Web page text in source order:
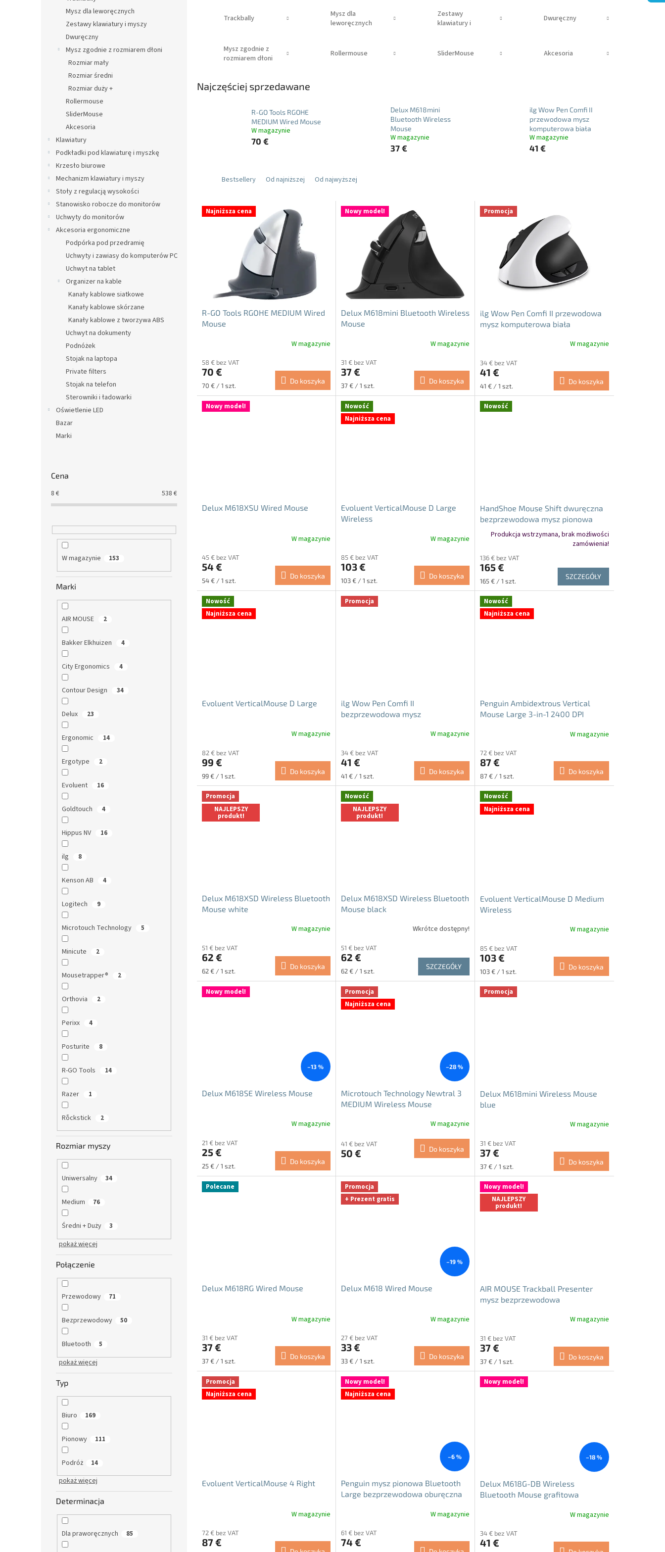
Mysz dla leworęcznych
Zestawy klawiatury i myszy
Dwuręczny
Mysz zgodnie z rozmiarem dłoni
Rozmiar mały
Rozmiar średni
Rozmiar duży +
Rollermouse
SliderMouse
Akcesoria
Klawiatury
Podkładki pod klawiaturę i myszkę
Krzesło biurowe
Mechanizm klawiatury i myszy
Stoły z regulacją wysokości
Stanowisko robocze do monitorów
Uchwyty do monitorów
Akcesoria ergonomiczne
Podpórka pod przedramię
Uchwyty i zawiasy do komputerów PC
Uchwyt na tablet
Organizer na kable
Kanały kablowe siatkowe
Kanały kablowe skórzane
Kanały kablowe z tworzywa ABS
Uchwyt na dokumenty
Podnóżek
Stojak na laptopa
Private filters
Stojak na telefon
Sterowniki i ładowarki
Oświetlenie LED
Bazar
Marki
Cena
8 € 538 €
W magazynie 153
Marki
AIR MOUSE 2
Bakker Elkhuizen 4
City Ergonomics 4
Contour Design 34
Delux 23
Ergonomic 14
Ergotype 2
Evoluent 16
Goldtouch 4
Hippus NV 16
ilg 8
Kenson AB 4
Logitech 9
Microtouch Technology 5
Minicute 2
Mousetrapper® 2
Orthovia 2
Perixx 4
Posturite 8
R-GO Tools 14
Razer 1
Rὅckstick 2
Rozmiar myszy
Uniwersalny 34
Medium 76
Średni + Duży 3
pokaż więcej
Połączenie
Przewodowy 71
Bezprzewodowy 50
Bluetooth 5
pokaż więcej
Typ
Biuro 169
Pionowy 111
Podróż 14
pokaż więcej
Determinacja
Dla praworęcznych 85
Trackbally
Mysz dla
leworęcznych
Zestawy
klawiatury i
Dwuręczny
Mysz zgodnie z
rozmiarem dłoni
Rollermouse SliderMouse Akcesoria
Najczęściej sprzedawane
R-GO Tools RGOHE
MEDIUM Wired Mouse
W magazynie
70 €
Delux M618mini
Bluetooth Wireless
Mouse
W magazynie
37 €
ilg Wow Pen Comfi II
przewodowa mysz
komputerowa biała
W magazynie
41 €
Bestsellery Od najniższej Od najwyższej
Najniższa cena
R-GO Tools RGOHE MEDIUM Wired
Mouse
produktu
wynosi
5.0
5
gwiazdek.
W magazynie
58 € bez VAT
70 €
Cena
jednostkowa:
70 € / 1 szt.
Do koszyka
Nowy model!
Delux M618mini Bluetooth Wireless
Mouse
produktu
wynosi
4.8
5
gwiazdek.
W magazynie
31 € bez VAT
37 €
Cena
jednostkowa:
37 € / 1 szt.
Do koszyka
Promocja
ilg Wow Pen Comfi II przewodowa
mysz komputerowa biała
W magazynie
34 € bez VAT
41 €
Cena
jednostkowa:
41 € / 1 szt.
Do koszyka
Nowy model!
Delux M618XSU Wired Mouse
produktu
wynosi
5.0
5
gwiazdek.
W magazynie
45 € bez VAT
54 €
Cena
jednostkowa:
54 € / 1 szt.
Do koszyka
Nowość
Najniższa cena
Evoluent VerticalMouse D Large
Wireless
produktu
wynosi
5.0
5
gwiazdek.
W magazynie
85 € bez VAT
103 €
Cena
jednostkowa:
103 € / 1 szt.
Do koszyka
Nowość
HandShoe Mouse Shift dwuręczna
bezprzewodowa mysz pionowa
SMALL
Produkcja wstrzymana, brak możliwości
zamówienia!
136 € bez VAT
165 €
Cena
jednostkowa:
165 € / 1 szt.
SZCZEGÓŁY
Nowość
Najniższa cena
Evoluent VerticalMouse D Large
produktu
wynosi
5.0
na
5
gwiazdek.
W magazynie
82 € bez VAT
99 €
Cena
jednostkowa:
99 € / 1 szt.
Do koszyka
Promocja
ilg Wow Pen Comfi II
bezprzewodowa mysz
produktu
wynosi
5.0
5
gwiazdek.
W magazynie
34 € bez VAT
41 €
Cena
jednostkowa:
41 € / 1 szt.
Do koszyka
Nowość
Najniższa cena
Penguin Ambidextrous Vertical
Mouse Large 3-in-1 2400 DPI
produktu
wynosi
5.0
5
gwiazdek.
W magazynie
72 € bez VAT
87 €
Cena
jednostkowa:
87 € / 1 szt.
Do koszyka
Promocja
NAJLEPSZY
produkt!
Delux M618XSD Wireless Bluetooth
Mouse white
produktu
wynosi
4.7
5
gwiazdek.
W magazynie
51 € bez VAT
62 €
Cena
62 € / 1 szt.
Do koszyka
Nowość
NAJLEPSZY
produkt!
Delux M618XSD Wireless Bluetooth
Mouse black
produktu
wynosi
4.8
5
gwiazdek.
Wkrótce dostępny!
51 € bez VAT
62 €
Cena
62 € / 1 szt.
SZCZEGÓŁY
Nowość
Najniższa cena
Evoluent VerticalMouse D Medium
Wireless
produktu
wynosi
5.0
5
gwiazdek.
W magazynie
85 € bez VAT
103 €
Cena
jednostkowa:
103 € / 1 szt.
Do koszyka
Nowy model!
–13 %
Delux M618SE Wireless Mouse
W magazynie
21 € bez VAT
25 €
Cena
25 € / 1 szt.
Do koszyka
Promocja
Najniższa cena
–28 %
Microtouch Technology Newtral 3
MEDIUM Wireless Mouse
W magazynie
41 € bez VAT
50 € Do koszyka
Promocja
Delux M618mini Wireless Mouse
blue
produktu
wynosi
5.0
na
5
gwiazdek.
W magazynie
31 € bez VAT
37 €
Cena
jednostkowa:
37 € / 1 szt.
Do koszyka
Polecane
Delux M618RG Wired Mouse
produktu
wynosi
4.8
5
gwiazdek.
W magazynie
31 € bez VAT
37 €
Cena
37 € / 1 szt.
Do koszyka
Promocja
+ Prezent gratis
–19 %
Delux M618 Wired Mouse
produktu
wynosi
5.0
5
gwiazdek.
W magazynie
27 € bez VAT
33 €
Cena
33 € / 1 szt.
Do koszyka
Nowy model!
NAJLEPSZY
produkt!
AIR MOUSE Trackball Presenter
mysz bezprzewodowa
produktu
wynosi
5.0
na
5
gwiazdek.
W magazynie
31 € bez VAT
37 €
Cena
jednostkowa:
37 € / 1 szt.
Do koszyka
Promocja
Najniższa cena
Evoluent VerticalMouse 4 Right
produktu
wynosi
W magazynie
72 € bez VAT
87 €
Nowy model!
Najniższa cena
–6 %
Penguin mysz pionowa Bluetooth
Large bezprzewodowa oburęczna
W magazynie
61 € bez VAT
74 €
Nowy model!
–18 %
Delux M618G-DB Wireless
Bluetooth Mouse grafitowa
produktu
wynosi
W magazynie
34 € bez VAT
41 €